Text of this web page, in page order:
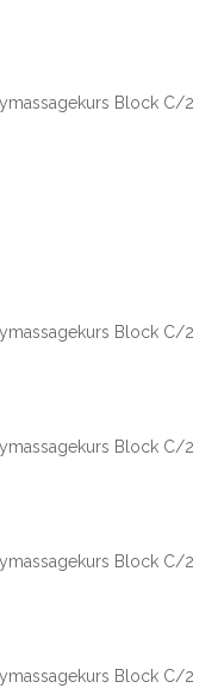
Block C/2
Block C/2
Block C/2
Block C/2
Block C/2